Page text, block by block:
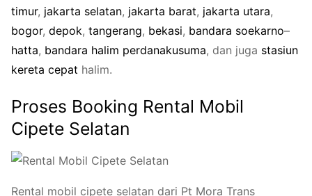
timur, jakarta selatan, jakarta barat, jakarta utara,
bogor, depok, tangerang, bekasi, bandara soekarno–
hatta, bandara halim perdanakusuma, dan juga stasiun
kereta cepat halim.
Proses Booking Rental Mobil
Cipete Selatan
Rental mobil cipete selatan dari Pt Mora Trans